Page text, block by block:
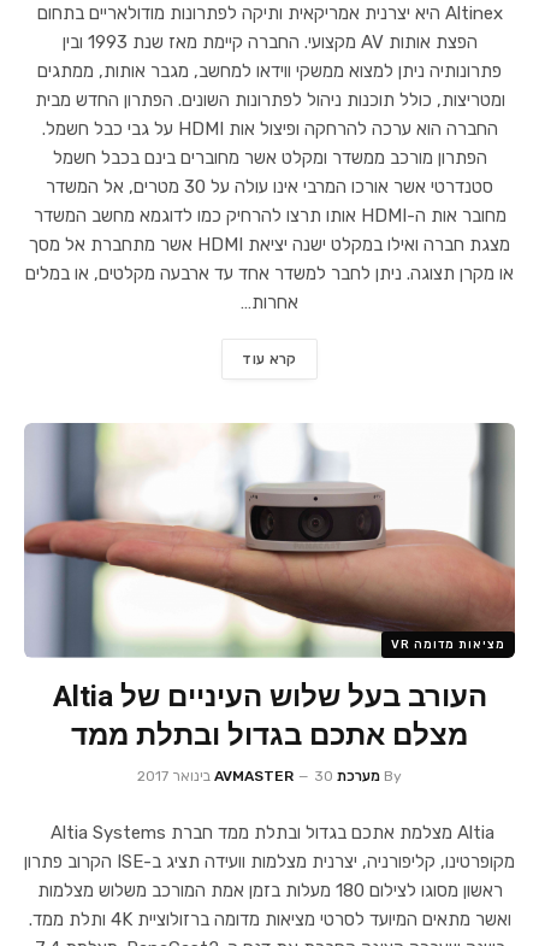
Altinex היא יצרנית אמריקאית ותיקה לפתרונות מודולאריים בתחום
הפצת אותות AV מקצועי. החברה קיימת מאז שנת 1993 ובין
פתרונותיה ניתן למצוא ממשקי ווידאו למחשב, מגבר אותות, ממתגים
ומטריצות, כולל תוכנות ניהול לפתרונות השונים. הפתרון החדש מבית
החברה הוא ערכה להרחקה ופיצול אות HDMI על גבי כבל חשמל.
הפתרון מורכב ממשדר ומקלט אשר מחוברים בינם בכבל חשמל
סטנדרטי אשר אורכו המרבי אינו עולה על 30 מטרים, אל המשדר
מחובר אות ה-HDMI אותו תרצו להרחיק כמו לדוגמא מחשב המשדר
מצגת חברה ואילו במקלט ישנה יציאת HDMI אשר מתחברת אל מסך
או מקרן תצוגה. ניתן לחבר למשדר אחד עד ארבעה מקלטים, או במלים
אחרות…
קרא עוד
מציאות מדומה VR
העורב בעל שלוש העיניים של Altia
מצלם אתכם בגדול ובתלת ממד
By מערכת AVMASTER 30 בינואר 2017
מקופרטינו, קליפורניה, יצרנית מצלמות וועידה תציג ב-ISE הקרוב פתרון
ראשון מסוגו לצילום 180 מעלות בזמן אמת המורכב משלוש מצלמות
ואשר מתאים המיועד לסרטי מציאות מדומה ברזולוציית 4K ותלת ממד.